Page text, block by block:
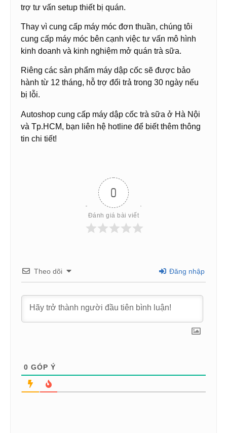
trợ tư vấn setup thiết bị quán.
Thay vì cung cấp máy móc đơn thuần, chúng tôi
cung cấp máy móc bên cạnh việc tư vấn mô hình
kinh doanh và kinh nghiệm mở quán trà sữa.
Riêng các sản phẩm máy dập cốc sẽ được bảo
hành từ 12 tháng, hỗ trợ đổi trả trong 30 ngày nếu
bị lỗi.
Autoshop cung cấp máy dập cốc trà sữa ở Hà Nội
và Tp.HCM, bạn liên hệ hotline để biết thêm thông
tin chi tiết!
0
Đánh giá bài viết
Theo dõi Đăng nhập
0 GÓP Ý